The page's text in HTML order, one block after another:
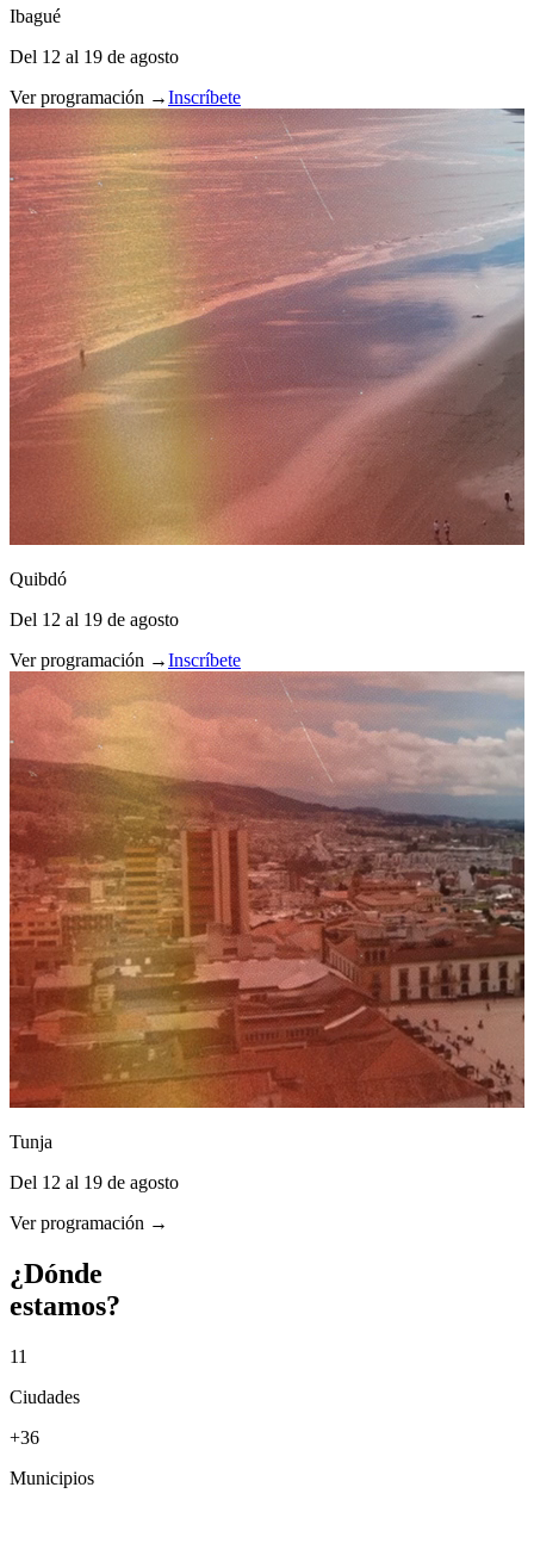
Ibagué
Del 12 al 19 de agosto
Ver programación →Inscríbete
Quibdó
Del 12 al 19 de agosto
Ver programación →Inscríbete
Tunja
Del 12 al 19 de agosto
Ver programación →
¿Dónde
estamos?
11
Ciudades
+36
Municipios